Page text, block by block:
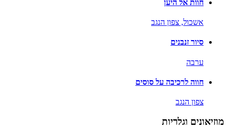
חוות אל היען
אשכול, צפון הנגב
סיור זנבנים
ערבה
חווה לרכיבה על סוסים
צפון הנגב
מוזיאונים וגלריות